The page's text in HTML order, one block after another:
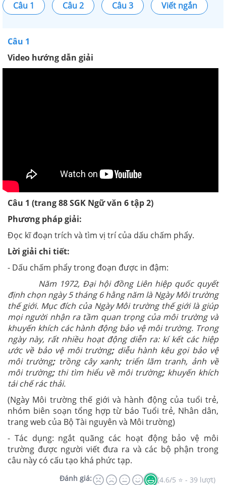
Câu 1 Câu 2 Câu 3 Viết ngắn
Câu 1
Video hướng dẫn giải
Câu 1 (trang 88 SGK Ngữ văn 6 tập 2)
Phương pháp giải:
Đọc kĩ đoạn trích và tìm vị trí của dấu chấm phẩy.
Lời giải chi tiết:
- Dấu chấm phẩy trong đoạn được in đậm:
Năm 1972, Đại hội đồng Liên hiệp quốc quyết
định chọn ngày 5 tháng 6 hằng năm là Ngày Môi trường
thế giới. Mục đích của Ngày Môi trường thế giới là giúp
mọi người nhận ra tầm quan trọng của môi trường và
khuyến khích các hành động bảo vệ môi trường. Trong
ngày này, rất nhiều hoạt động diễn ra: kí kết các hiệp
ước về bảo vệ môi trường;diễu hành kêu gọi bảo vệ
môi trường;trồng cây xanh;triển lãm tranh, ảnh về
môi trường;thi tìm hiểu về môi trường;khuyến khích
tái chế rác thải.
(Ngày Môi trường thế giới và hành động của tuổi trẻ,
nhóm biên soạn tổng hợp từ báo Tuổi trẻ, Nhân dân,
trang web của Bộ Tài nguyên và Môi trường)
- Tác dụng: ngắt quãng các hoạt động bảo vệ môi
trường được người viết đưa ra và các bộ phận trong
câu này có cấu tạo khá phức tạp.
Đánh giá: (4.6/5 ⭐ - 39 lượt)